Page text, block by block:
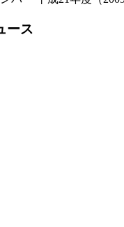
ース